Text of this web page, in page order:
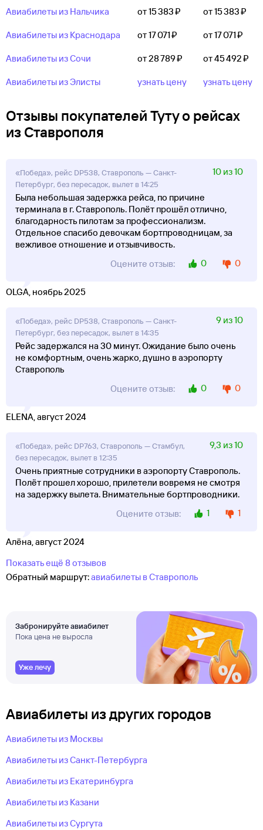
Авиабилеты из Нальчика от 15 ⁠383 ⁠₽ от 15 ⁠383 ⁠₽
Авиабилеты из Краснодара от 17 ⁠071 ⁠₽ от 17 ⁠071 ⁠₽
Авиабилеты из Сочи от 28 ⁠789 ⁠₽ от 45 ⁠492 ⁠₽
Авиабилеты из Элисты узнать цену узнать цену
Отзывы покупателей Туту о рейсах
из Ставрополя
«Победа», рейс DP538, Ставрополь — Санкт-
Петербург, без пересадок, вылет в 14:25
10 из 10
Была небольшая задержка рейса, по причине
терминала в г. Ставрополь. Полёт прошёл отлично,
благодарность пилотам за профессионализм.
Отдельное спасибо девочкам бортпроводницам, за
вежливое отношение и отзывчивость.
Оцените отзыв:
0 0
OLGA, ноябрь 2025
«Победа», рейс DP538, Ставрополь — Санкт-
Петербург, без пересадок, вылет в 14:35
9 из 10
Рейс задержался на 30 минут. Ожидание было очень
не комфортным, очень жарко, душно в аэропорту
Ставрополь
Оцените отзыв:
0 0
ELENA, август 2024
«Победа», рейс DP763, Ставрополь — Стамбул,
без пересадок, вылет в 12:35
9,3 из 10
Очень приятные сотрудники в аэропорту Ставрополь.
Полёт прошел хорошо, прилетели вовремя не смотря
на задержку вылета. Внимательные бортпроводники.
Оцените отзыв:
1 1
Алёна, август 2024
Показать ещё 8 отзывов
Обратный маршрут:авиабилеты в Ставрополь
Забронируйте авиабилет
Пока цена не выросла
Уже лечу
Авиабилеты из других городов
Авиабилеты из Москвы
Авиабилеты из Санкт-Петербурга
Авиабилеты из Екатеринбурга
Авиабилеты из Казани
Авиабилеты из Сургута